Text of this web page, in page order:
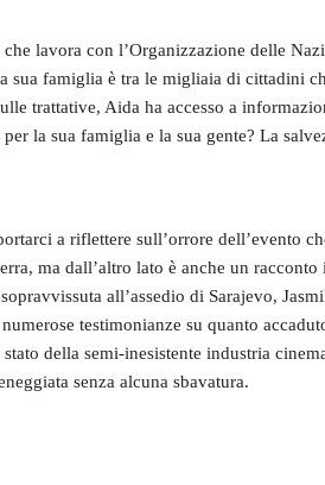
lavora con l’Organizzazione delle
sua famiglia è tra le migliaia di cittadini
trattative, Aida ha accesso a
la sua famiglia e la sua gente? La
a riflettere sull’orrore dell’evento
ma dall’altro lato è anche un
all’assedio di Sarajevo,
testimonianze su quanto
della semi-inesistente industria
senza alcuna sbavatura.